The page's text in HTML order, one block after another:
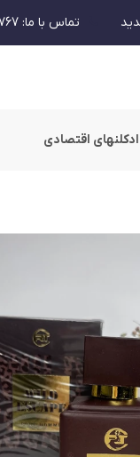
تماس با ما:
ادکلنهای اقتصادی